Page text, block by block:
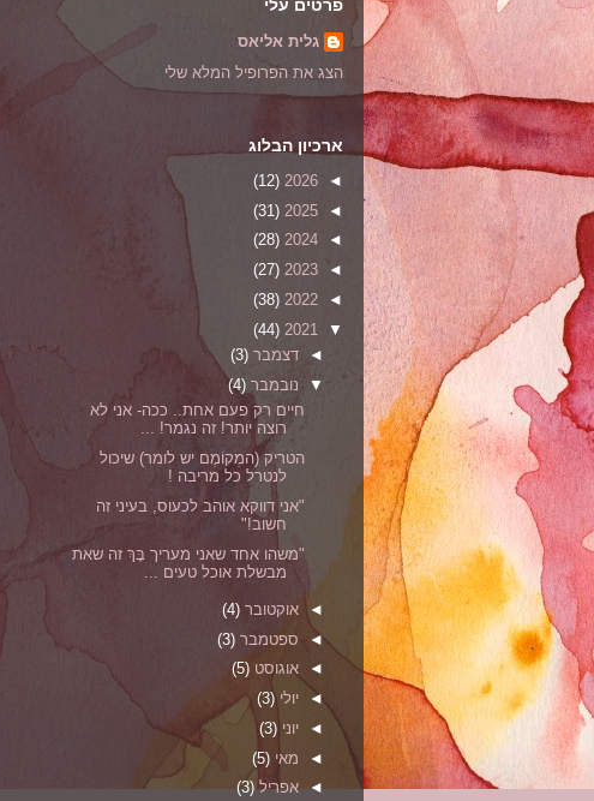
פרטים עלי
גלית אליאס
הצג את הפרופיל המלא שלי
ארכיון הבלוג
◄
2026
(12)
◄
2025
(31)
◄
2024
(28)
◄
2023
(27)
◄
2022
(38)
▼
2021
(44)
◄ דצמבר (3)
▼ נובמבר (4)
חיים רק פעם אחת.. ככה- אני לא
רוצה יותר! זה נגמר! ...
הטריק (המְקוֹמֶם יש לומר) שיכול
לנטרל כל מריבה !
"אני דווקא אוהב לכעוס, בעיני זה
חשוב!"
"משהו אחד שאני מעריך בָּךְ זה שאת
מבשלת אוכל טעים ...
◄ אוקטובר (4)
◄ ספטמבר (3)
◄ אוגוסט (5)
◄ יולי(3)
◄ יוני (3)
◄ מאי (5)
◄אפריל(3)